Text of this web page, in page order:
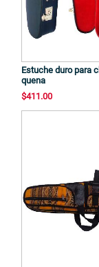
Estuche duro para
quena
$411.00